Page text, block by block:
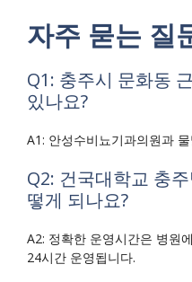
자주 묻는 질
Q1: 충주시 문화동
있나요?
A1: 안성수비뇨기과의원과
Q2: 건국대학교 충
떻게 되나요?
A2: 정확한 운영시간은 병원
24시간 운영됩니다.